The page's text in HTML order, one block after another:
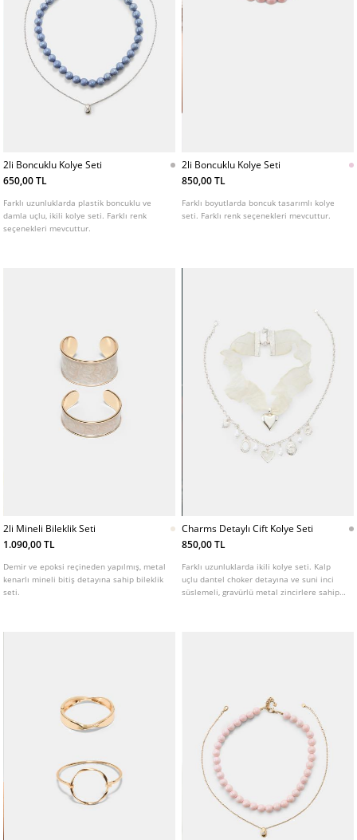
2li Boncuklu Kolye Seti
650,00 TL
Farklı uzunluklarda plastik boncuklu ve
damla uçlu, ikili kolye seti. Farklı renk
seçenekleri mevcuttur.
2li Boncuklu Kolye Seti
850,00 TL
Farklı boyutlarda boncuk tasarımlı kolye
seti. Farklı renk seçenekleri mevcuttur.
2li Mineli Bileklik Seti
1.090,00 TL
Demir ve epoksi reçineden yapılmış, metal
kenarlı mineli bitiş detayına sahip bileklik
seti.
Charms Detaylı Cift Kolye Seti
850,00 TL
Farklı uzunluklarda ikili kolye seti. Kalp
uçlu dantel choker detayına ve suni inci
süslemeli, gravürlü metal zincirlere sahip